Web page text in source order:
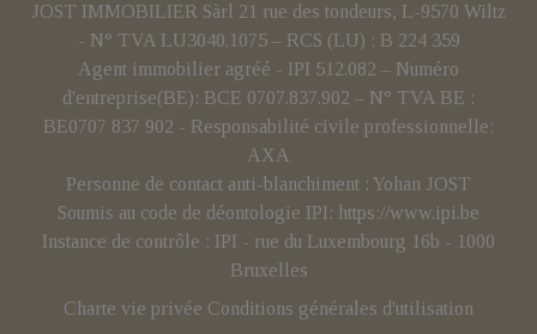
JOST IMMOBILIER Sàrl 21 rue des tondeurs, L-9570 Wiltz
- N° TVA LU3040.1075 – RCS (LU) : B 224 359
Agent immobilier agréé - IPI 512.082 – Numéro
d'entreprise(BE): BCE 0707.837.902 – N° TVA BE :
BE0707 837 902 - Responsabilité civile professionnelle:
AXA
Personne de contact anti-blanchiment : Yohan JOST
Soumis au code de déontologie IPI: https://www.ipi.be
Instance de contrôle : IPI - rue du Luxembourg 16b - 1000
Bruxelles
Charte vie privée Conditions générales d'utilisation